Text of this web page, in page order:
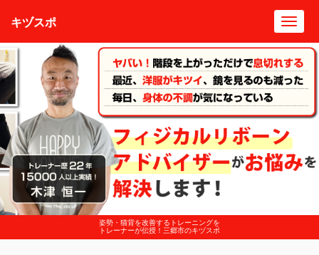
姿勢・猫背を改善するトレーニングを
トレーナーが伝授！三郷市のキヅスポ
キヅスポ